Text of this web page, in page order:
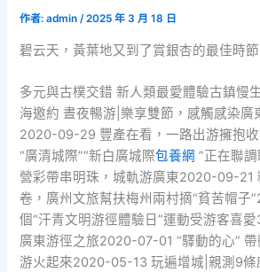
作者:admin/2025 年 3 月 18 日
碧云天，黃葉地又到了賞銀杏的最佳時節
多元與古樸交錯 新人類最愛體驗古鎮慢
海邀約 晝夜暢游|樂享雙節，感觸感染廣
2020-09-29 豐產在看，一路出游擁抱
“廣清城際”“新白廣城際包養網 ”正在聯
營彩帶串明珠，城軌游廣東2020-09-21
卷，廣州文旅幫扶梅州兩村摘“貧苦帽子
個“汗青文明游徑體驗日”運動受游客喜
廣東游徑之旅2020-07-01 “驛動的心”
游火起來2020-05-13 玩遍增城|親測9條